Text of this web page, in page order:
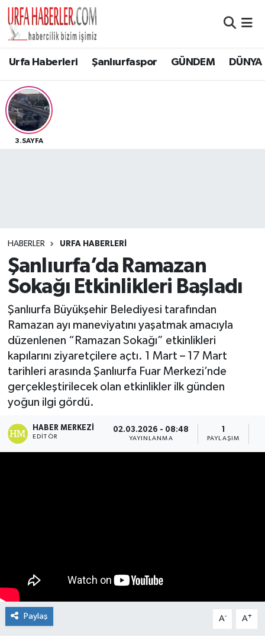
Urfa Haberleri Şanlıurfaspor GÜNDEM DÜNYA
3.SAYFA
HABERLER URFA HABERLERİ
Şanlıurfa’da Ramazan
Sokağı Etkinlikleri Başladı
Şanlıurfa Büyükşehir Belediyesi tarafından
Ramazan ayı maneviyatını yaşatmak amacıyla
düzenlenen “Ramazan Sokağı” etkinlikleri
kapılarını ziyaretçilere açtı. 1 Mart – 17 Mart
tarihleri arasında Şanlıurfa Fuar Merkezi’nde
gerçekleştirilecek olan etkinlikler ilk günden
yoğun ilgi gördü.
HABER MERKEZI
EDITÖR
02.03.2026 - 08:48
YAYINLANMA
1
PAYLAŞIM
Paylaş A- A+
Şanlıurfa Nöbetçi Eczaneler
Şanlıurfa Namaz Vakitleri
Şanlıurfa Trafik Yoğunluk Haritası
Haber Arşivi